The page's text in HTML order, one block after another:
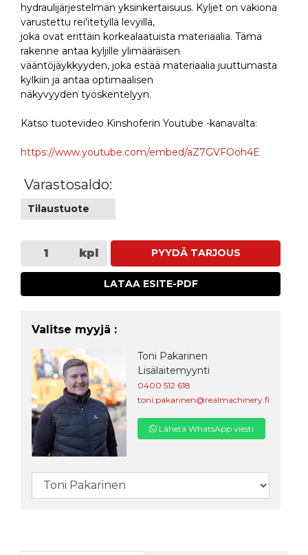
hydraulijärjestelmän yksinkertaisuus. Kyljet on vakiona
varustettu rei'itetyllä levyillä,
joka ovat erittäin korkealaatuista materiaalia. Tämä
rakenne antaa kyljille ylimääräisen
vääntöjäykkyyden, joka estää materiaalia juuttumasta
kylkiin ja antaa optimaalisen
näkyvyyden työskentelyyn.
Katso tuotevideo Kinshoferin Youtube -kanavalta:
https://www.youtube.com/embed/aZ7GVFOoh4E
Varastosaldo:
Tilaustuote
kpl PYYDÄ TARJOUS
LATAA ESITE-PDF
Valitse myyjä :
Toni Pakarinen
Lisälaitemyynti
0400 512 618
toni.pakarinen@realmachinery.fi
Lähetä WhatsApp viesti